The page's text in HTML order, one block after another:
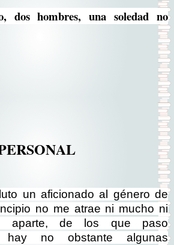
dos hombres, una soledad no
un aficionado al género de
no me atrae ni mucho ni
aparte, de los que paso
hay no obstante algunas